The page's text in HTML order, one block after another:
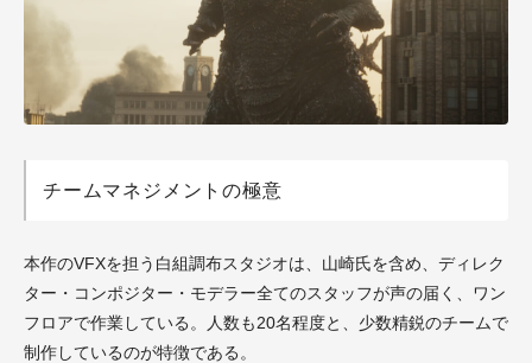
チームマネジメントの極意
本作のVFXを担う白組調布スタジオは、山崎氏を含め、ディレク
ター・コンポジター・モデラー全てのスタッフが声の届く、ワン
フロアで作業している。人数も20名程度と、少数精鋭のチームで
制作しているのが特徴である。